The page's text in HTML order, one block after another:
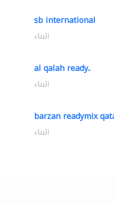
sb international
البناء
al qalah ready..
البناء
barzan readymix
البناء